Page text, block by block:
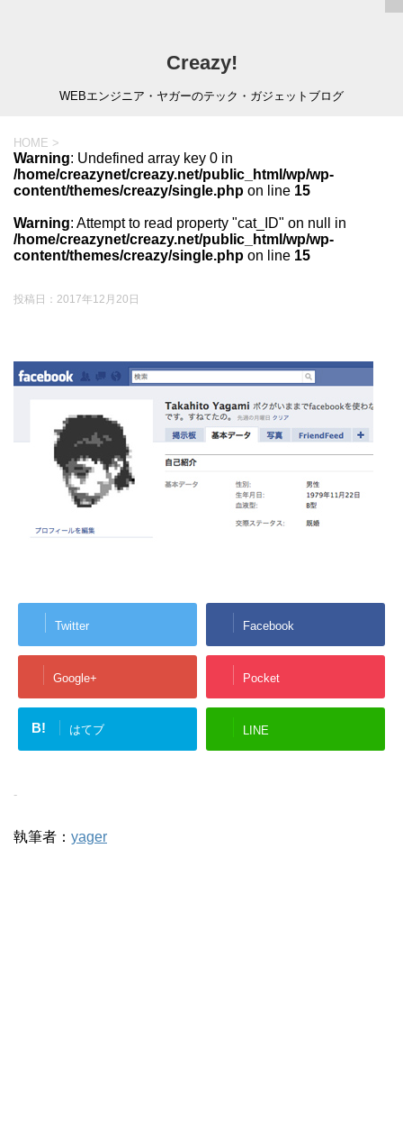
Creazy!
WEBエンジニア・ヤガーのテック・ガジェットブログ
HOME >
Warning: Undefined array key 0 in
/home/creazynet/creazy.net/public_html/wp/wp-
content/themes/creazy/single.php on line 15
Warning: Attempt to read property "cat_ID" on null in
/home/creazynet/creazy.net/public_html/wp/wp-
content/themes/creazy/single.php on line 15
投稿日： 2017年12月20日
Twitter Facebook
Google+ Pocket
B! はてブ LINE
-
執筆者： yager